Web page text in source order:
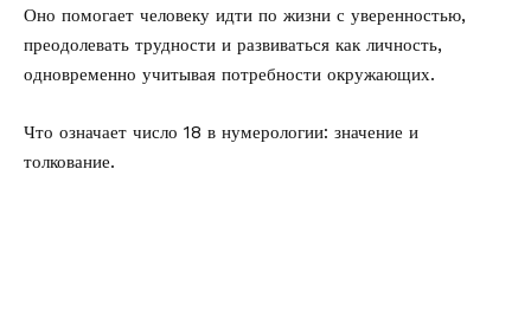
Оно помогает человеку идти по жизни с уверенностью,
преодолевать трудности и развиваться как личность,
одновременно учитывая потребности окружающих.
Что означает число 18 в нумерологии: значение и
толкование.